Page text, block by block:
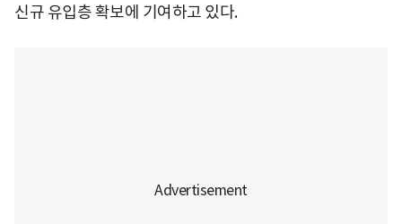
신규 유입층 확보에 기여하고 있다.